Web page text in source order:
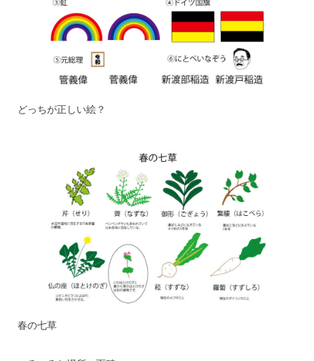
どっちが正しい絵？
春の七草